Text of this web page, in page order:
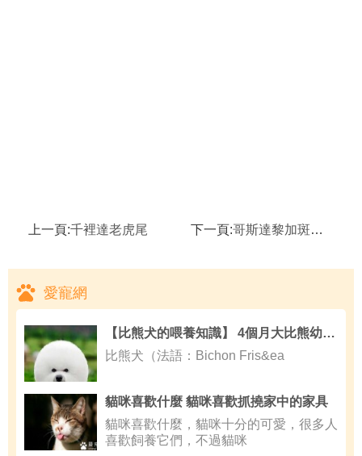
上一頁:千裡達老虎尾 下一頁:哥斯達黎加斑馬腳
愛寵網
【比熊犬的喂養知識】 4個月大比熊幼犬要怎樣護理
比熊犬（法語：Bichon Fris&ea
貓咪喜歡什麼 貓咪喜歡抓撓家中的家具
貓咪喜歡什麼，貓咪十分的可愛，很多人
喜歡飼養它們，不過貓咪